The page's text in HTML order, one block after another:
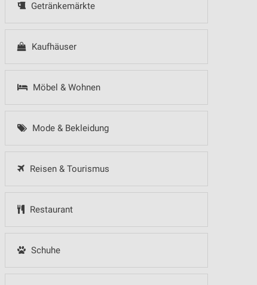
Getränkemärkte
Kaufhäuser
Möbel & Wohnen
Mode & Bekleidung
Reisen & Tourismus
Restaurant
Schuhe